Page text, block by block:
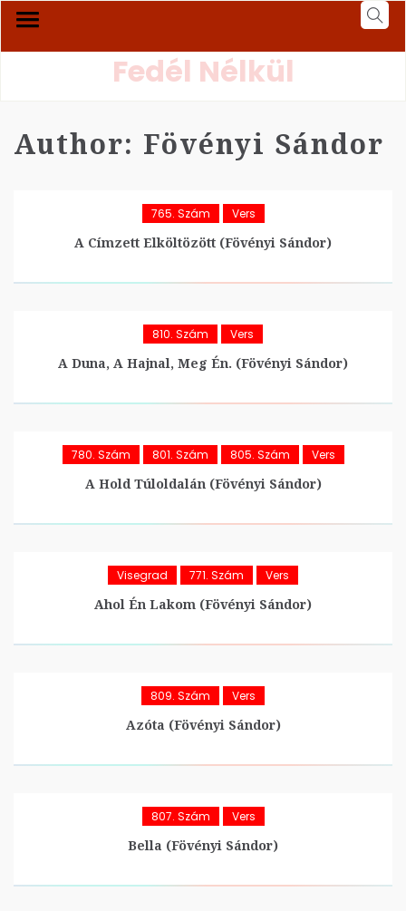
Fedél Nélkül
Author: Fövényi Sándor
765. Szám Vers
A Címzett Elköltözött (Fövényi Sándor)
810. Szám Vers
A Duna, A Hajnal, Meg Én. (Fövényi Sándor)
780. Szám 801. Szám 805. Szám Vers
A Hold Túloldalán (Fövényi Sándor)
Visegrad 771. Szám Vers
Ahol Én Lakom (Fövényi Sándor)
809. Szám Vers
Azóta (Fövényi Sándor)
807. Szám Vers
Bella (Fövényi Sándor)